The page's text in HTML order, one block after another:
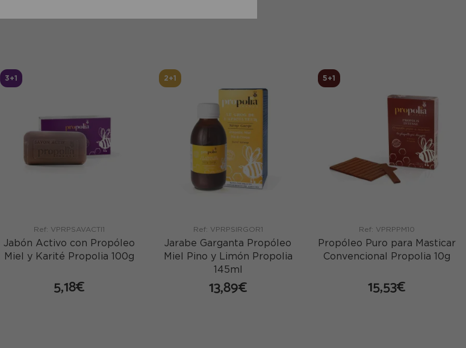
3+1
Ref: VPRPSAVACTI1
Jabón Activo con Propóleo
Miel y Karité Propolia 100g
5,18€
2+1
Ref: VPRPSIRGOR1
Jarabe Garganta Propóleo
Miel Pino y Limón Propolia
145ml
13,89€
5+1
Ref: VPRPPM10
Propóleo Puro para Masticar
Convencional Propolia 10g
15,53€